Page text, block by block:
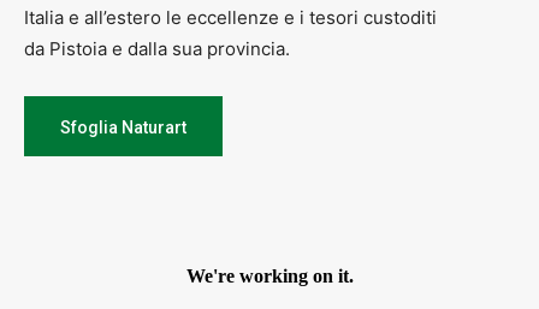
Italia e all’estero le eccellenze e i tesori custoditi
da Pistoia e dalla sua provincia.
Sfoglia Naturart